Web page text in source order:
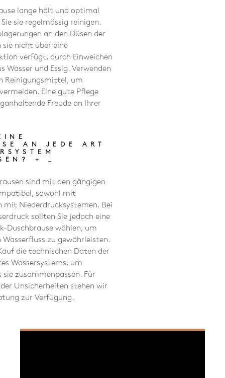
lange hält und optimal
sie regelmässig reinigen.
an den Düsen der
sie nicht über eine
verfügt, durch Einweichen
Wasser und Essig. Verwenden
Reinigungsmittel, um
Eine gute Pflege
Freude an Ihrer
AN JEDE ART
+
sind mit den gängigen
sowohl mit
mit Niederdrucksystemen. Bei
sollten Sie jedoch eine
Duschbrause wählen, um
Wasserfluss zu gewährleisten.
die technischen Daten der
Wassersystems, um
sie zusammenpassen. Für
Unsicherheiten stehen wir
zur Verfügung.